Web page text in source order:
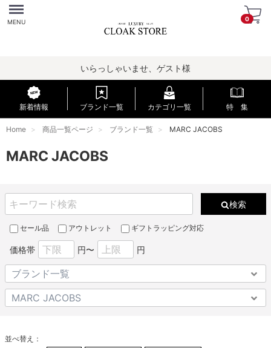
Menu
MENU 0
いらっしゃいませ、ゲスト様
新着情報 ブランド一覧 カテゴリ一覧 特 集
Home 商品一覧ページ ブランド一覧 MARC JACOBS
MARC JACOBS
検索
セール品 アウトレット ギフトラッピング対応
価格帯 円〜 円
並べ替え：